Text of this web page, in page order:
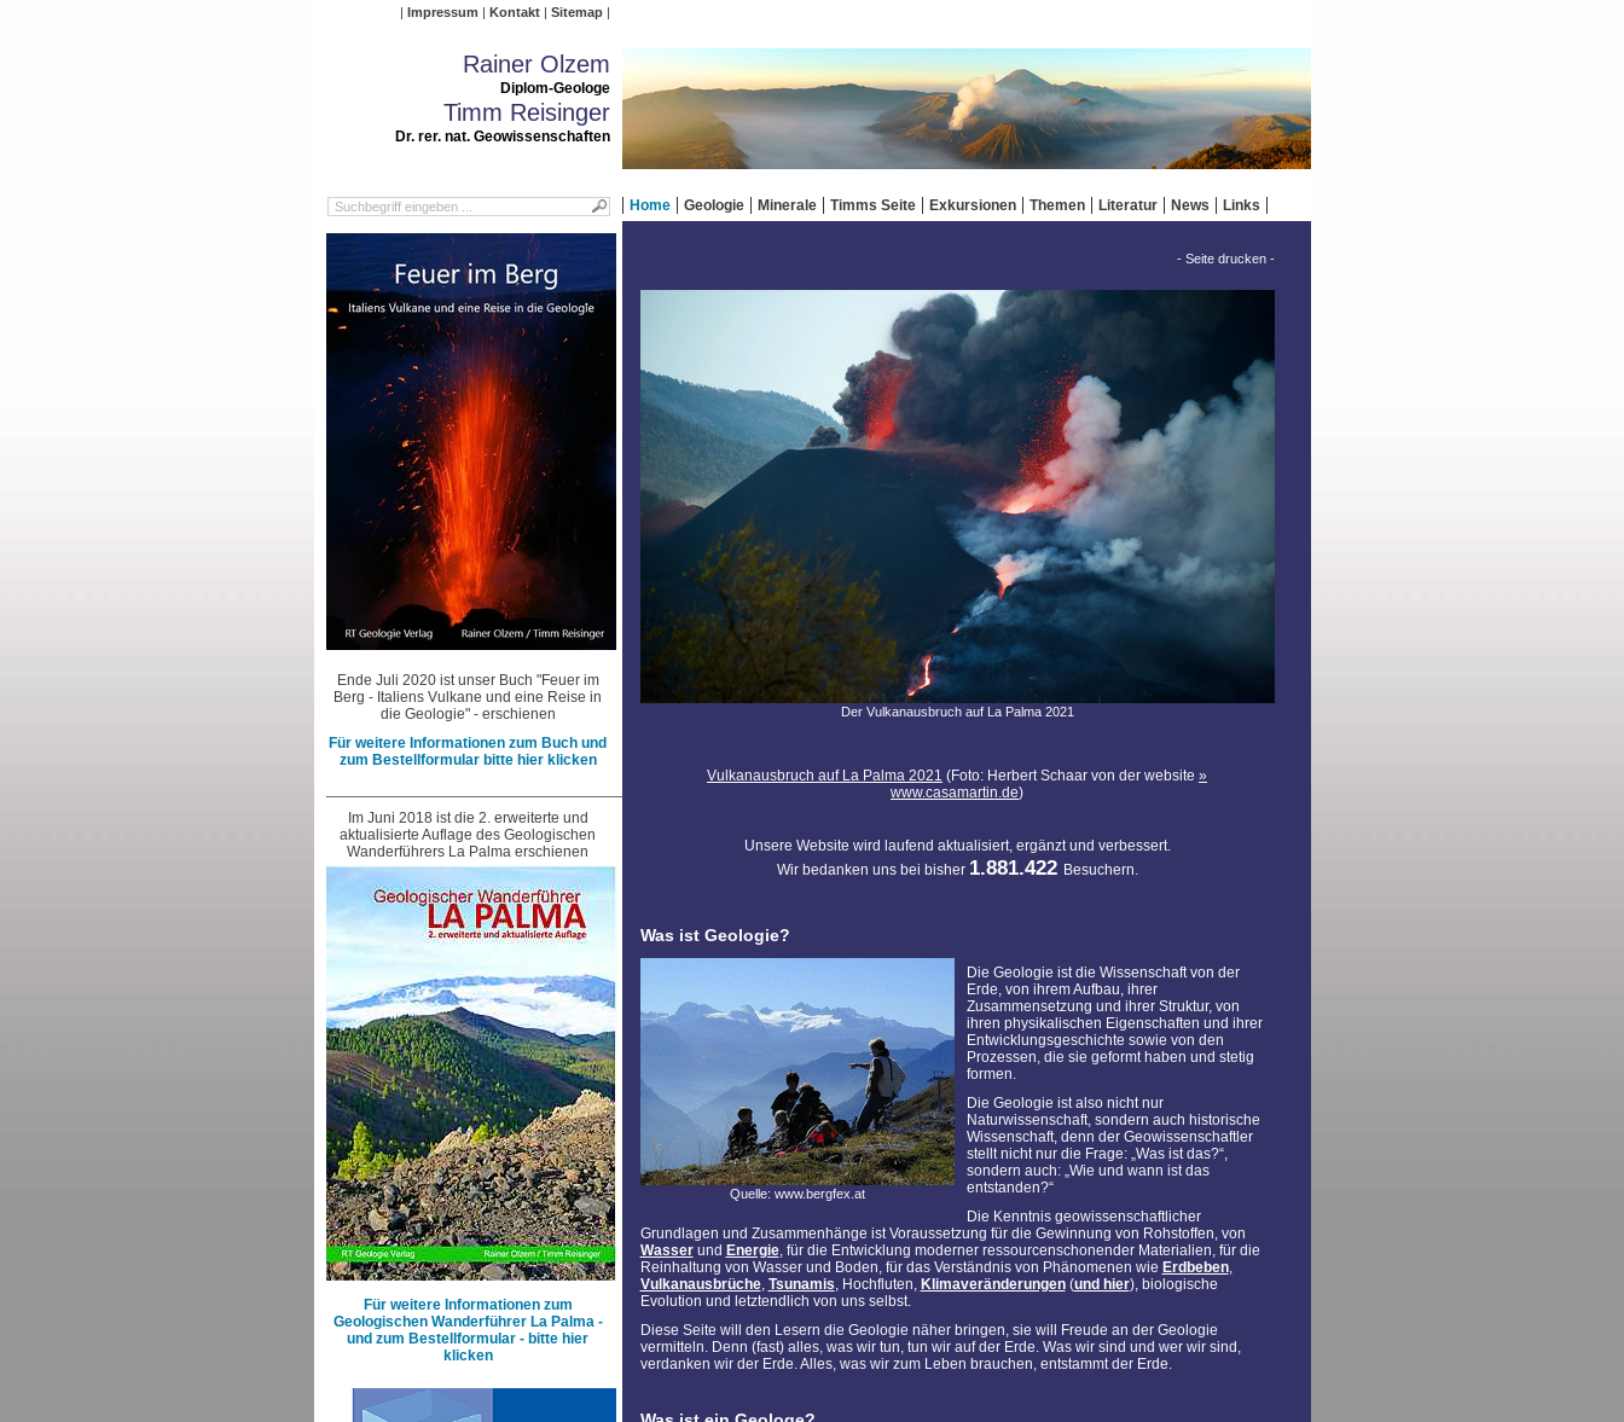
Impressum Kontakt Sitemap
Rainer Olzem
Diplom-Geologe
Timm Reisinger
Dr. rer. nat. Geowissenschaften
Home Geologie Minerale Timms Seite Exkursionen Themen Literatur News Links
Ende Juli 2020 ist unser Buch "Feuer im
Berg - Italiens Vulkane und eine Reise in
die Geologie" - erschienen
Für weitere Informationen zum Buch und
zum Bestellformular bitte hier klicken
________________________________________________________________________
Im Juni 2018 ist die 2. erweiterte und
aktualisierte Auflage des Geologischen
Wanderführers La Palma erschienen
Für weitere Informationen zum
Geologischen Wanderführer La Palma -
und zum Bestellformular - bitte hier
klicken
- Seite drucken -
Der Vulkanausbruch auf La Palma 2021
Vulkanausbruch auf La Palma 2021 (Foto: Herbert Schaar von der website
www.casamartin.de)
Unsere Website wird laufend aktualisiert, ergänzt und verbessert.
Wir bedanken uns bei bisher 1.881.422 Besuchern.
Was ist Geologie?
Quelle: www.bergfex.at
Die Geologie ist die Wissenschaft von der
Erde, von ihrem Aufbau, ihrer
Zusammensetzung und ihrer Struktur, von
ihren physikalischen Eigenschaften und ihrer
Entwicklungsgeschichte sowie von den
Prozessen, die sie geformt haben und stetig
formen.
Die Geologie ist also nicht nur
Naturwissenschaft, sondern auch historische
Wissenschaft, denn der Geowissenschaftler
stellt nicht nur die Frage: „Was ist das?“,
sondern auch: „Wie und wann ist das
entstanden?“
Die Kenntnis geowissenschaftlicher
Grundlagen und Zusammenhänge ist Voraussetzung für die Gewinnung von Rohstoffen, von
Wasserund Energie, für die Entwicklung moderner ressourcenschonender Materialien, für die
Reinhaltung von Wasser und Boden, für das Verständnis von Phänomenen wie Erdbeben,
Vulkanausbrüche, Tsunamis, Hochfluten, Klimaveränderungen(und hier), biologische
Evolution und letztendlich von uns selbst.
Diese Seite will den Lesern die Geologie näher bringen, sie will Freude an der Geologie
vermitteln. Denn (fast) alles, was wir tun, tun wir auf der Erde. Was wir sind und wer wir sind,
verdanken wir der Erde. Alles, was wir zum Leben brauchen, entstammt der Erde.